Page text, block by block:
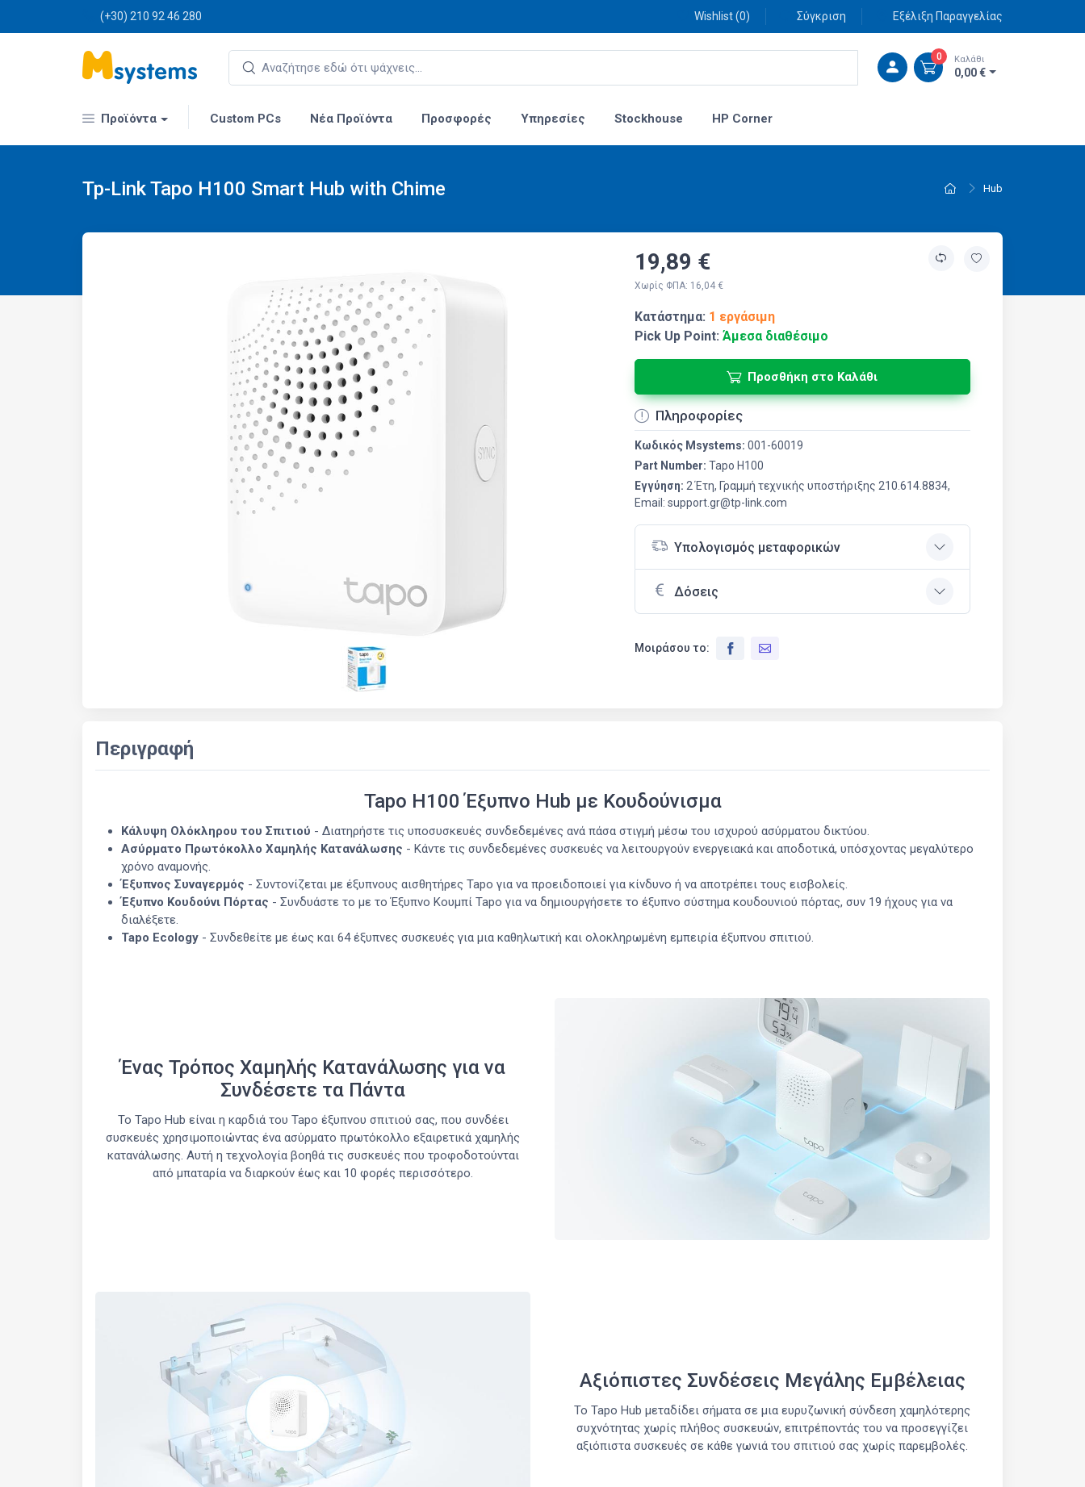
(+30) 210 92 46 280 Wishlist (0) Σύγκριση Εξέλιξη Παραγγελίας
0 Καλάθι
0,00 €
Προϊόντα Custom PCs Νέα Προϊόντα Προσφορές Υπηρεσίες Stockhouse HP Corner
Hub
Tp-Link Tapo H100 Smart Hub with Chime
19,89 €
Χωρίς ΦΠΑ: 16,04 €
Κατάστημα: 1 εργάσιμη
Pick Up Point: Άμεσα διαθέσιμο
Προσθήκη στο Καλάθι
Πληροφορίες
Κωδικός Msystems: 001-60019
Part Number: Tapo H100
Εγγύηση: 2 Έτη, Γραμμή τεχνικής υποστήριξης 210.614.8834,
Email: support.gr@tp-link.com
Υπολογισμός μεταφορικών
Δόσεις
Μοιράσου το:
Περιγραφή
Tapo H100 Έξυπνο Hub με Κουδούνισμα
Κάλυψη Ολόκληρου του Σπιτιού - Διατηρήστε τις υποσυσκευές συνδεδεμένες ανά πάσα στιγμή μέσω του ισχυρού ασύρματου δικτύου.
Ασύρματο Πρωτόκολλο Χαμηλής Κατανάλωσης - Κάντε τις συνδεδεμένες συσκευές να λειτουργούν ενεργειακά και αποδοτικά, υπόσχοντας μεγαλύτερο
χρόνο αναμονής.
Έξυπνος Συναγερμός - Συντονίζεται με έξυπνους αισθητήρες Tapo για να προειδοποιεί για κίνδυνο ή να αποτρέπει τους εισβολείς.
Έξυπνο Κουδούνι Πόρτας - Συνδυάστε το με το Έξυπνο Κουμπί Tapo για να δημιουργήσετε το έξυπνο σύστημα κουδουνιού πόρτας, συν 19 ήχους για να
διαλέξετε.
Tapo Ecology - Συνδεθείτε με έως και 64 έξυπνες συσκευές για μια καθηλωτική και ολοκληρωμένη εμπειρία έξυπνου σπιτιού.
Ένας Τρόπος Χαμηλής Κατανάλωσης για να
Συνδέσετε τα Πάντα
Το Tapo Hub είναι η καρδιά του Tapo έξυπνου σπιτιού σας, που συνδέει
συσκευές χρησιμοποιώντας ένα ασύρματο πρωτόκολλο εξαιρετικά χαμηλής
κατανάλωσης. Αυτή η τεχνολογία βοηθά τις συσκευές που τροφοδοτούνται
από μπαταρία να διαρκούν έως και 10 φορές περισσότερο.
Αξιόπιστες Συνδέσεις Μεγάλης Εμβέλειας
Το Tapo Hub μεταδίδει σήματα σε μια ευρυζωνική σύνδεση χαμηλότερης
συχνότητας χωρίς πλήθος συσκευών, επιτρέποντάς του να προσεγγίζει
αξιόπιστα συσκευές σε κάθε γωνιά του σπιτιού σας χωρίς παρεμβολές.